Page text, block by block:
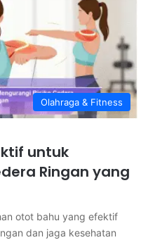
Olahraga & Fitness
untuk
Ringan yang
otot bahu yang efektif
dan jaga kesehatan